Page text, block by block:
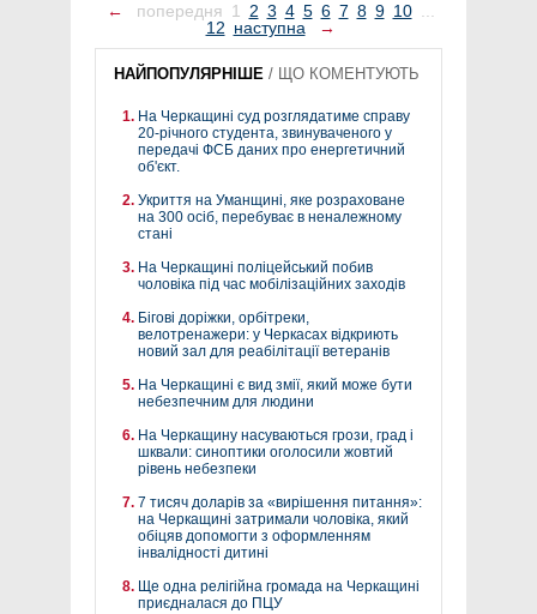
← попередня 1 2 3 4 5 6 7 8 9 10 ...
12 наступна →
НАЙПОПУЛЯРНІШЕ / ЩО КОМЕНТУЮТЬ
На Черкащині суд розглядатиме справу
20-річного студента, звинуваченого у
передачі ФСБ даних про енергетичний
об'єкт.
Укриття на Уманщині, яке розраховане
на 300 осіб, перебуває в неналежному
стані
На Черкащині поліцейський побив
чоловіка під час мобілізаційних заходів
Бігові доріжки, орбітреки,
велотренажери: у Черкасах відкриють
новий зал для реабілітації ветеранів
На Черкащині є вид змії, який може бути
небезпечним для людини
На Черкащину насуваються грози, град і
шквали: синоптики оголосили жовтий
рівень небезпеки
7 тисяч доларів за «вирішення питання»:
на Черкащині затримали чоловіка, який
обіцяв допомогти з оформленням
інвалідності дитині
Ще одна релігійна громада на Черкащині
приєдналася до ПЦУ